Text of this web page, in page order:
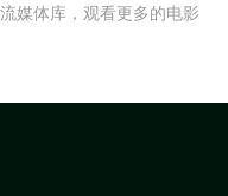
媒体库，观看更多的电影